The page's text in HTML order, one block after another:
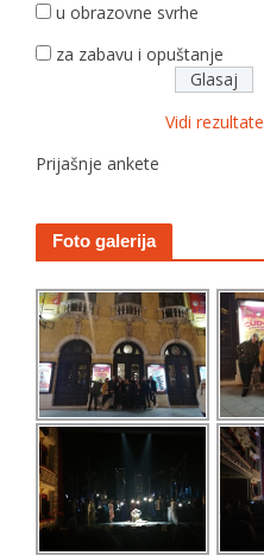
u obrazovne svrhe
za zabavu i opuštanje
Vidi rezultate
Prijašnje ankete
Foto galerija